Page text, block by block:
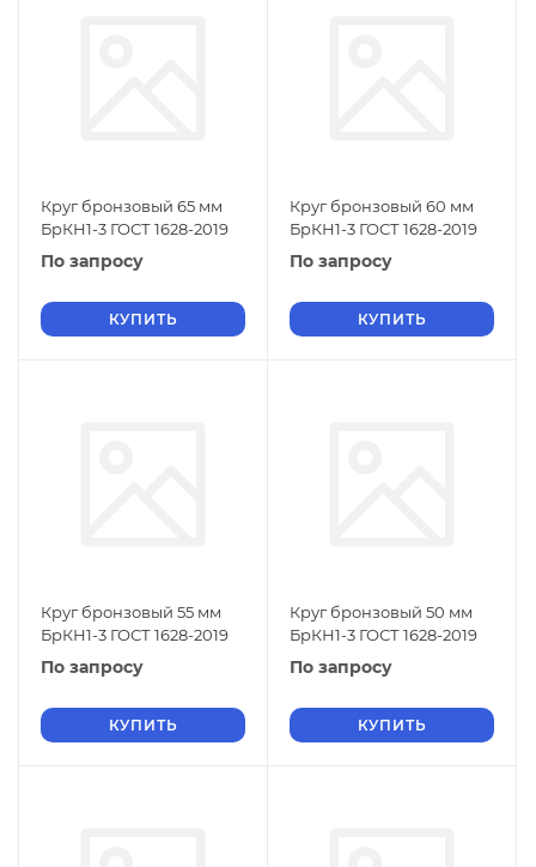
Круг бронзовый 65 мм
БрКН1-3 ГОСТ 1628-2019
По запросу
КУПИТЬ
Круг бронзовый 60 мм
БрКН1-3 ГОСТ 1628-2019
По запросу
КУПИТЬ
Круг бронзовый 55 мм
БрКН1-3 ГОСТ 1628-2019
По запросу
КУПИТЬ
Круг бронзовый 50 мм
БрКН1-3 ГОСТ 1628-2019
По запросу
КУПИТЬ